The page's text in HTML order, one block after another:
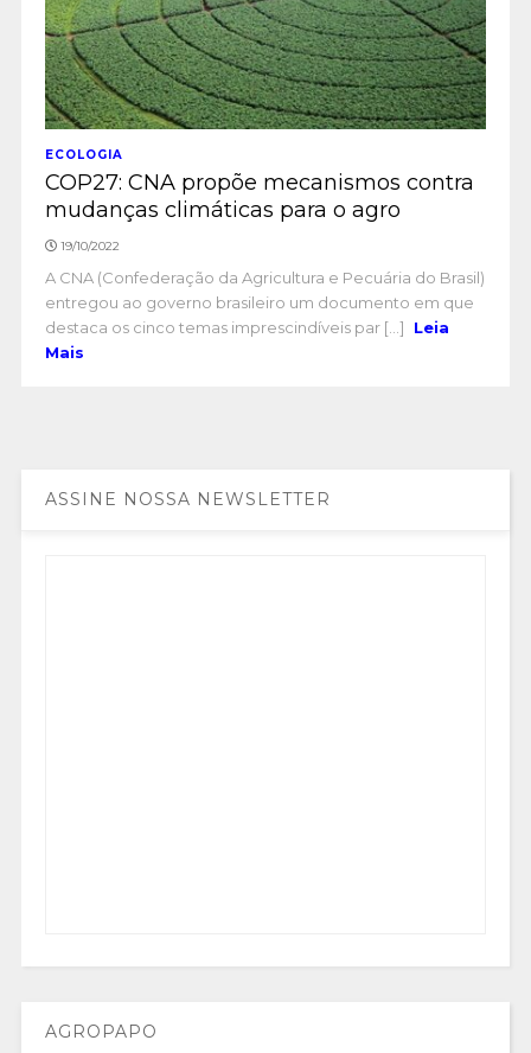
ECOLOGIA
COP27: CNA propõe mecanismos contra
mudanças climáticas para o agro
19/10/2022
A CNA (Confederação da Agricultura e Pecuária do Brasil)
entregou ao governo brasileiro um documento em que
destaca os cinco temas imprescindíveis par [...]
Leia
Mais
ASSINE NOSSA NEWSLETTER
AGROPAPO